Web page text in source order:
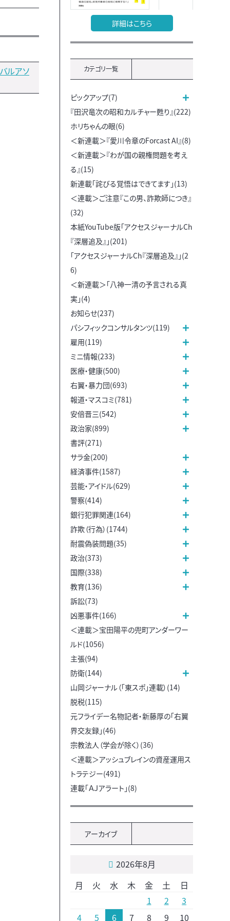
ルアソ
詳細はこちら
カテゴリ一覧
ピックアップ(7)
『田沢竜次の昭和カルチャー甦り』(222)
ホリちゃんの眼(6)
＜新連載＞『愛川令章のForcast AI』(8)
＜新連載＞『わが国の親権問題を考え
る』(15)
新連載「詫びる覚悟はできてます」(13)
＜連載＞ご注意『この男、詐欺師につき』
(32)
本紙YouTube版「アクセスジャーナルCh
『深層追及』」(201)
「アクセスジャーナルCh『深層追及』」(2
6)
＜新連載＞「八神一清の予言される真
実」(4)
お知らせ(237)
パシフィックコンサルタンツ(119)
雇用(119)
ミニ情報(233)
医療・健康(500)
右翼・暴力団(693)
報道・マスコミ(781)
安倍晋三(542)
政治家(899)
書評(271)
サラ金(200)
経済事件(1587)
芸能・アイドル(629)
警察(414)
銀行犯罪関連(164)
詐欺（行為）(1744)
耐震偽装問題(35)
政治(373)
国際(338)
教育(136)
訴訟(73)
凶悪事件(166)
＜連載＞宝田陽平の兜町アンダーワー
ルド(1056)
主張(94)
防衛(144)
山岡ジャーナル（「東スポ」連載）(14)
脱税(115)
元フライデー名物記者・新藤厚の「右翼
界交友録」(46)
宗教法人（学会が除く）(36)
＜連載＞アッシュブレインの資産運用ス
トラテジー(491)
連載「ＡＪアラート」(8)
アーカイブ
2026年8月
月
火 水 木 金 土
日
1
2
3
4
5 6 7 8 9 10